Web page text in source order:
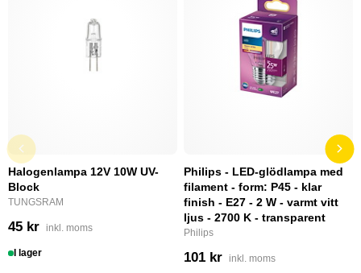
Halogenlampa 12V 10W UV-
Block
TUNGSRAM
45 kr inkl. moms
I lager
Philips - LED-glödlampa med
filament - form: P45 - klar
finish - E27 - 2 W - varmt vitt
ljus - 2700 K - transparent
Philips
101 kr inkl. moms